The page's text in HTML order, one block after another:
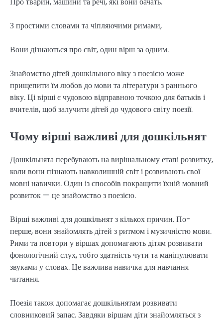
З простими словами та чіпляючими римами,
Вони дізнаються про світ, один вірш за одним.
Знайомство дітей дошкільного віку з поезією може
прищепити їм любов до мови та літератури з раннього
віку. Ці вірші є чудовою відправною точкою для батьків і
вчителів, щоб залучити дітей до чудового світу поезії.
Чому вірші важливі для дошкільнят
Дошкільнята перебувають на вирішальному етапі розвитку,
коли вони пізнають навколишній світ і розвивають свої
мовні навички. Один із способів покращити їхній мовний
розвиток — це знайомство з поезією.
Вірші важливі для дошкільнят з кількох причин. По-
перше, вони знайомлять дітей з ритмом і музичністю мови.
Рими та повтори у віршах допомагають дітям розвивати
фонологічний слух, тобто здатність чути та маніпулювати
звуками у словах. Це важлива навичка для навчання
читання.
Поезія також допомагає дошкільнятам розвивати
словниковий запас. Завдяки віршам діти знайомляться з